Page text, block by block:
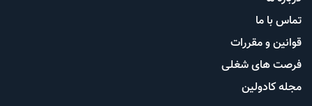
تماس با ما
قوانین و مقررات
فرصت های شغلی
مجله کادولین